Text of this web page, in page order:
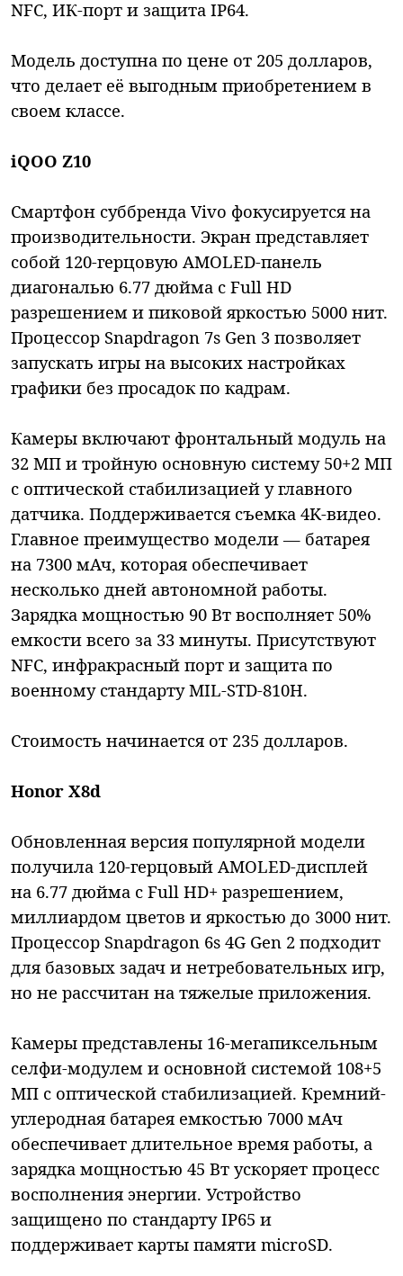
NFC, ИК-порт и защита IP64.
Модель доступна по цене от 205 долларов,
что делает её выгодным приобретением в
своем классе.
iQOO Z10
Смартфон суббренда Vivo фокусируется на
производительности. Экран представляет
собой 120-герцовую AMOLED-панель
диагональю 6.77 дюйма с Full HD
разрешением и пиковой яркостью 5000 нит.
Процессор Snapdragon 7s Gen 3 позволяет
запускать игры на высоких настройках
графики без просадок по кадрам.
Камеры включают фронтальный модуль на
32 МП и тройную основную систему 50+2 МП
с оптической стабилизацией у главного
датчика. Поддерживается съемка 4K-видео.
Главное преимущество модели — батарея
на 7300 мАч, которая обеспечивает
несколько дней автономной работы.
Зарядка мощностью 90 Вт восполняет 50%
емкости всего за 33 минуты. Присутствуют
NFC, инфракрасный порт и защита по
военному стандарту MIL-STD-810H.
Стоимость начинается от 235 долларов.
Honor X8d
Обновленная версия популярной модели
получила 120-герцовый AMOLED-дисплей
на 6.77 дюйма с Full HD+ разрешением,
миллиардом цветов и яркостью до 3000 нит.
Процессор Snapdragon 6s 4G Gen 2 подходит
для базовых задач и нетребовательных игр,
но не рассчитан на тяжелые приложения.
Камеры представлены 16-мегапиксельным
селфи-модулем и основной системой 108+5
МП с оптической стабилизацией. Кремний-
углеродная батарея емкостью 7000 мАч
обеспечивает длительное время работы, а
зарядка мощностью 45 Вт ускоряет процесс
восполнения энергии. Устройство
защищено по стандарту IP65 и
поддерживает карты памяти microSD.